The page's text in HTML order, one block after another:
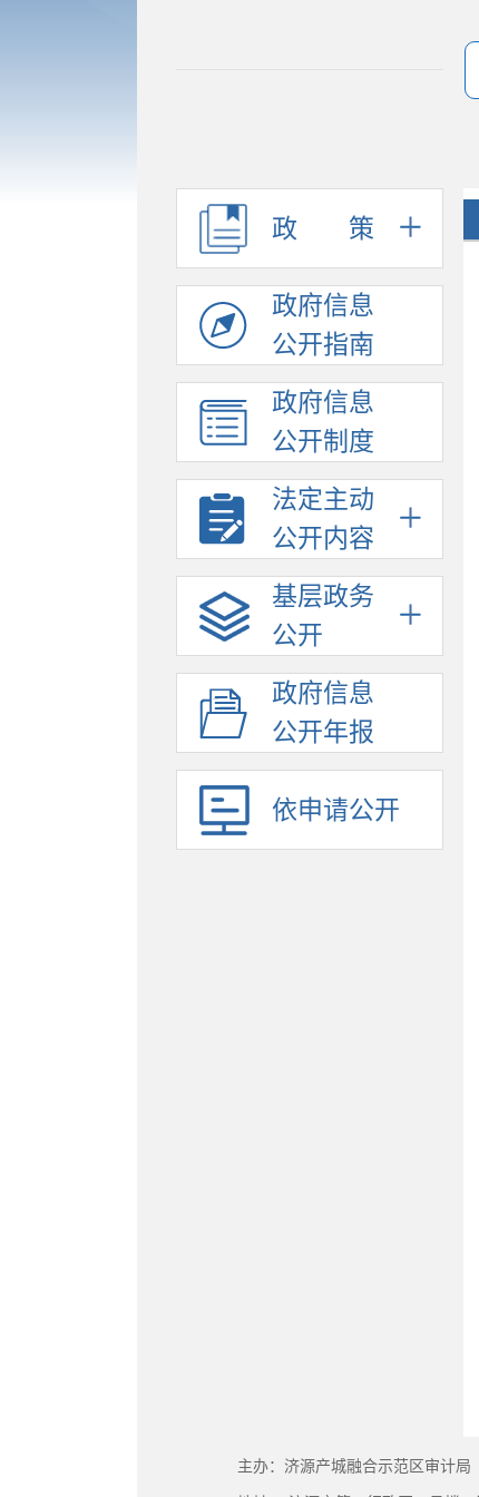
政 策
政府信息
公开指南
政府信息
公开制度
法定主动
公开内容
基层政务
公开
政府信息
公开年报
依申请公开
主办：济源产城融合示范区审计局